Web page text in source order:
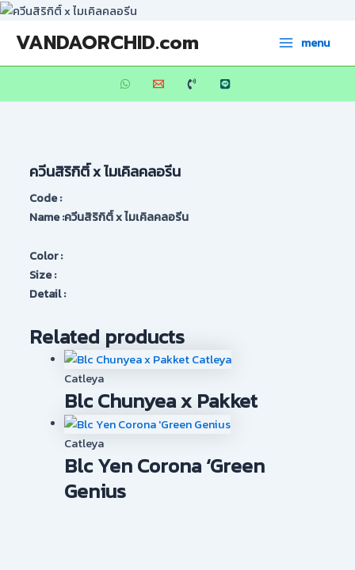
Skip
content
VANDAORCHID.com
Main
Menu
menu
ควีนสิริกิติ์ x ไมเคิลคลอรีน
Code :
Name :ควีนสิริกิติ์ x ไมเคิลคลอรีน
Color :
Size :
Detail :
Related products
Catleya
Blc Chunyea x Pakket
Catleya
Blc Yen Corona ‘Green
Genius